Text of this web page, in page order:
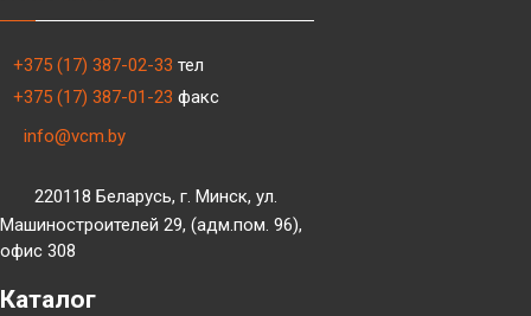
+375 (17) 387-02-33 тел
+375 (17) 387-01-23 факс
info@vcm.by
220118 Беларусь, г. Минск, ул.
Машиностроителей 29, (адм.пом. 96),
офис 308
Каталог